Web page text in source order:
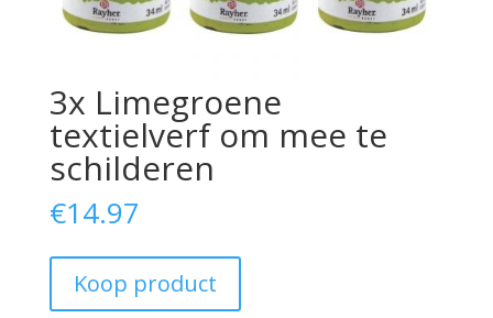
3x Limegroene
textielverf om mee te
schilderen
€14.97
Koop product